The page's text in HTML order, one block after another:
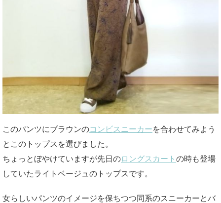
このパンツにブラウンのコンビスニーカーを合わせてみよう
とこのトップスを選びました。
ちょっとぼやけていますが先日のロングスカート の時も登場
していたライトベージュのトップスです。
女らしいパンツのイメージを保ちつつ同系のスニーカーとバ